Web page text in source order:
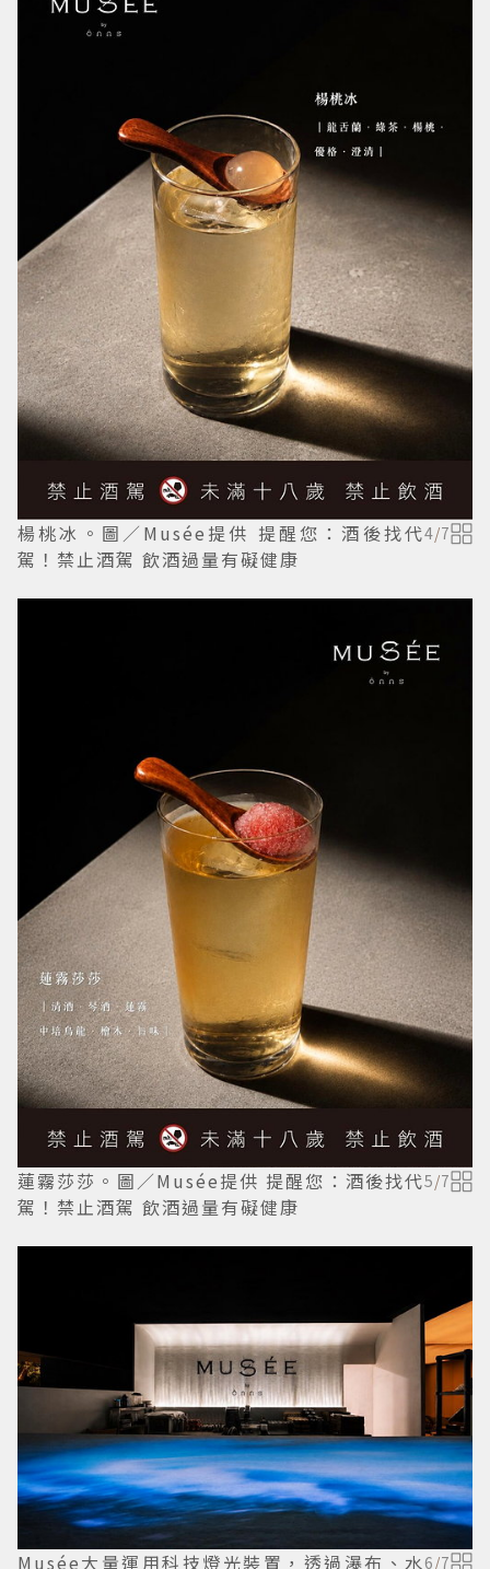
楊桃冰。圖／Musée提供 提醒您：酒後找代
駕！禁止酒駕 飲酒過量有礙健康
4/7
蓮霧莎莎。圖／Musée提供 提醒您：酒後找代
駕！禁止酒駕 飲酒過量有礙健康
5/7
Musée大量運用科技燈光裝置，透過瀑布、水6/7